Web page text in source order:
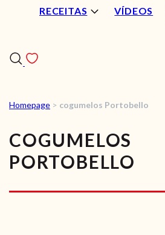
RECEITAS VÍDEOS
VÍDEOS
RECEITAS
Homepage > cogumelos Portobello
COGUMELOS
PORTOBELLO